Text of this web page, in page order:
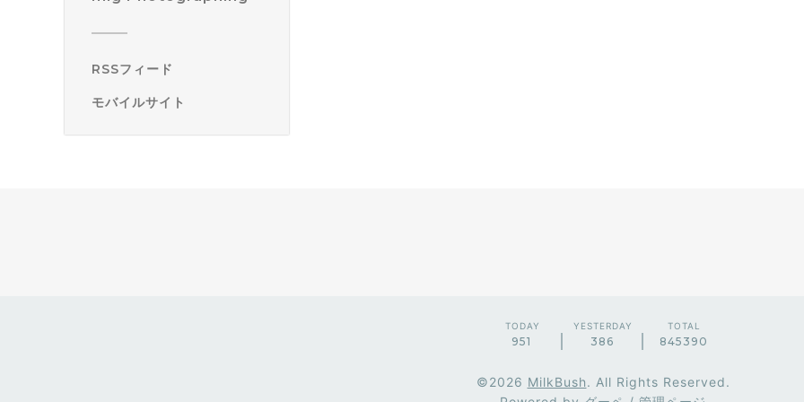
RSSフィード
モバイルサイト
TODAY
951
YESTERDAY
386
TOTAL
845390
©2026 MilkBush. All Rights Reserved.